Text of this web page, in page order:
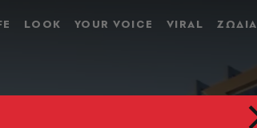
LOOK YOUR VOICE VIRAL ΖΩΔΙΑ